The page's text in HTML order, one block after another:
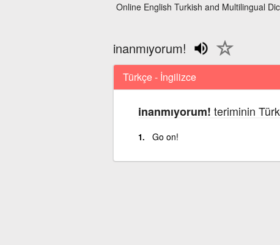
Online English Turkish and Multilingual
inanmıyorum!
Türkçe - İngilizce
inanmıyorum! teriminin
Go on!